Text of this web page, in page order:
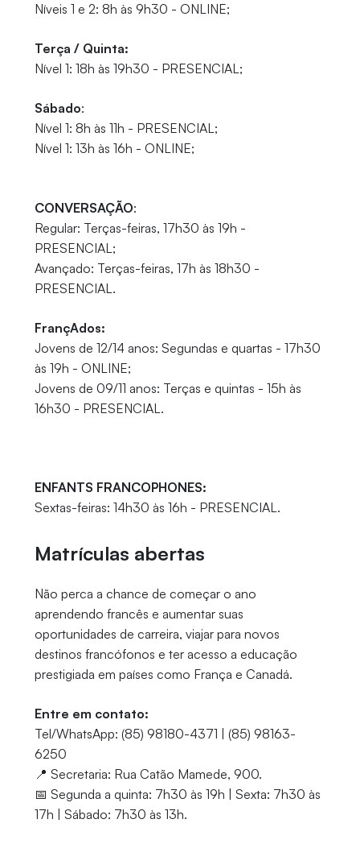
Níveis 1 e 2: 8h às 9h30 - ONLINE;
Terça / Quinta:
Nível 1: 18h às 19h30 - PRESENCIAL;
Sábado:
Nível 1: 8h às 11h - PRESENCIAL;
Nível 1: 13h às 16h - ONLINE;
CONVERSAÇÃO:
Regular: Terças-feiras, 17h30 às 19h -
PRESENCIAL;
Avançado: Terças-feiras, 17h às 18h30 -
PRESENCIAL.
FrançAdos:
Jovens de 12/14 anos: Segundas e quartas - 17h30
às 19h - ONLINE;
Jovens de 09/11 anos: Terças e quintas - 15h às
16h30 - PRESENCIAL.
ENFANTS FRANCOPHONES:
Sextas-feiras: 14h30 às 16h - PRESENCIAL.
Matrículas abertas
Não perca a chance de começar o ano
aprendendo francês e aumentar suas
oportunidades de carreira, viajar para novos
destinos francófonos e ter acesso a educação
prestigiada em países como França e Canadá.
Entre em contato:
Tel/WhatsApp: (85) 98180-4371 | (85) 98163-
6250
📍 Secretaria: Rua Catão Mamede, 900.
📅 Segunda a quinta: 7h30 às 19h | Sexta: 7h30 às
17h | Sábado: 7h30 às 13h.